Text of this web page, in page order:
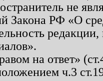
не
Закона РФ «О
на ответ»
ч.3